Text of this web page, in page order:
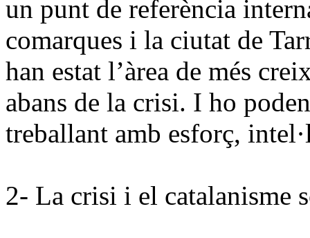
un punt de referència
comarques i la ciutat de
han estat l’àrea de més
abans de la crisi. I ho
treballant amb esforç,
2- La crisi i el catalanisme